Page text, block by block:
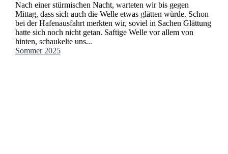
Nach einer stürmischen Nacht, warteten wir bis gegen
Mittag, dass sich auch die Welle etwas glätten würde. Schon
bei der Hafenausfahrt merkten wir, soviel in Sachen Glättung
hatte sich noch nicht getan. Saftige Welle vor allem von
hinten, schaukelte uns...
Sommer 2025